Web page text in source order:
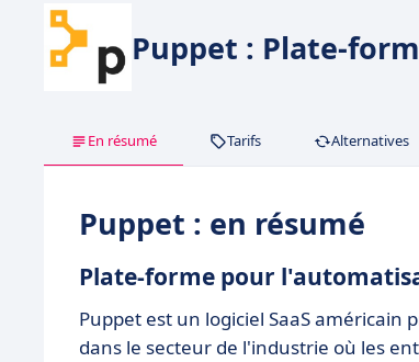
Puppet : Plate-
En résumé Tarifs Alternatives
Puppet : en résumé
Plate-forme pour
Puppet est un logiciel SaaS
dans le secteur de l'industrie où les